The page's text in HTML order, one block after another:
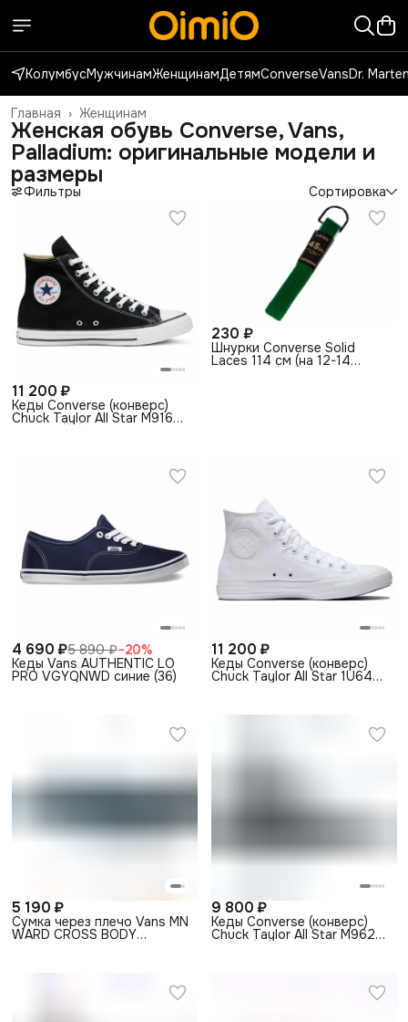
КолумбусМужчинамЖенщинамДетямConverseVansDr.
Женщинам
Главная ›
Женская обувь Converse, Vans,
Palladium: оригинальные модели и
размеры
Фильтры Сортировка
11 200 ₽
Кеды Converse (конверс)
Chuck Taylor All Star M9160
230 ₽
Шнурки Converse Solid
Laces 114 см (на 12-14
4 690 ₽5 890 ₽−20%
Кеды Vans AUTHENTIC LO
PRO VGYQNWD синие (36)
11 200 ₽
Кеды Converse (конверс)
Chuck Taylor All Star 1U646
5 190 ₽
Сумка через плечо Vans MN
WARD CROSS BODY
9 800 ₽
Кеды Converse (конверс)
Chuck Taylor All Star M9622